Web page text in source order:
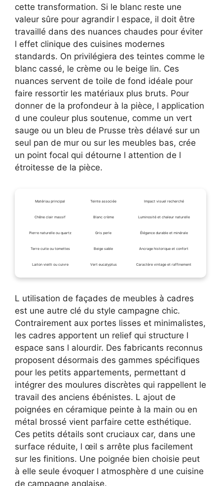
cette transformation. Si le blanc reste une
valeur sûre pour agrandir l espace, il doit être
travaillé dans des nuances chaudes pour éviter
l effet clinique des cuisines modernes
standards. On privilégiera des teintes comme le
blanc cassé, le crème ou le beige lin. Ces
nuances servent de toile de fond idéale pour
faire ressortir les matériaux plus bruts. Pour
donner de la profondeur à la pièce, l application
d une couleur plus soutenue, comme un vert
sauge ou un bleu de Prusse très délavé sur un
seul pan de mur ou sur les meubles bas, crée
un point focal qui détourne l attention de l
étroitesse de la pièce.
Matériau principal Teinte associée Impact visuel recherché
Chêne clair massif Blanc crème Luminosité et chaleur naturelle
Pierre naturelle ou quartz Gris perle Élégance durable et minérale
Terre cuite ou tomettes Beige sable Ancrage historique et confort
Laiton vieilli ou cuivre Vert eucalyptus Caractère vintage et raffinement
L utilisation de façades de meubles à cadres
est une autre clé du style campagne chic.
Contrairement aux portes lisses et minimalistes,
les cadres apportent un relief qui structure l
espace sans l alourdir. Des fabricants reconnus
proposent désormais des gammes spécifiques
pour les petits appartements, permettant d
intégrer des moulures discrètes qui rappellent le
travail des anciens ébénistes. L ajout de
poignées en céramique peinte à la main ou en
métal brossé vient parfaire cette esthétique.
Ces petits détails sont cruciaux car, dans une
surface réduite, l œil s arrête plus facilement
sur les finitions. Une poignée bien choisie peut
à elle seule évoquer l atmosphère d une cuisine
de campagne anglaise.